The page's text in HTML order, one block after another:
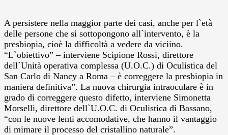
A persistere nella maggior parte dei casi, anche per l`età
delle persone che si sottopongono all`intervento, è la
presbiopia, cioè la difficoltà a vedere da viciino.
“L`obiettivo” – interviene Scipione Rossi, direttore
dell`Unità operativa complessa (U.O.C.) di Oculistica del
San Carlo di Nancy a Roma – è correggere la presbiopia in
maniera definitiva”. La nuova chirurgia intraoculare è in
grado di correggere questo difetto, interviene Simonetta
Morselli, direttore dell`U.O.C. di Oculistica di Bassano,
“con le nuove lenti accomodative, che hanno il vantaggio
di mimare il processo del cristallino naturale”.